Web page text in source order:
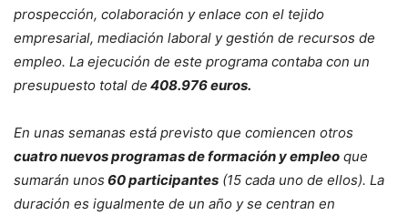
prospección, colaboración y enlace con el tejido
empresarial, mediación laboral y gestión de recursos de
empleo. La ejecución de este programa contaba con un
presupuesto total de 408.976 euros.
En unas semanas está previsto que comiencen otros
cuatro nuevos programas de formación y empleo que
sumarán unos 60 participantes (15 cada uno de ellos). La
duración es igualmente de un año y se centran en